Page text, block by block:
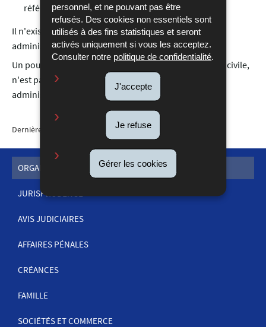
personnel, et ne pouvant pas être
refusés. Des cookies non essentiels sont
utilisés à des fins statistiques et seront
activés uniquement si vous les acceptez.
Consulter notre politique de confidentialité.
J'accepte
Je refuse
Gérer les cookies
référendum à l’initiative des électeurs.
Il n'existe pas de ministère public près les juridictions
administratives.
Un pourvoi en cassation, comme en matière pénale et civile,
n'est pas admissible contre les arrêts de la Cour
administrative.
Dernière mise à jour 21/08/2025
MENU
DE
NAVIGATION
ORGANISATION DE LA JUSTICE
JURISPRUDENCE
AVIS JUDICIAIRES
AFFAIRES PÉNALES
CRÉANCES
FAMILLE
SOCIÉTÉS ET COMMERCE